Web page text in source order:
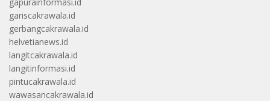
gariscakrawala.id
gerbangcakrawala.id
helvetianews.id
langitcakrawala.id
langitinformasi.id
pintucakrawala.id
wawasancakrawala.id